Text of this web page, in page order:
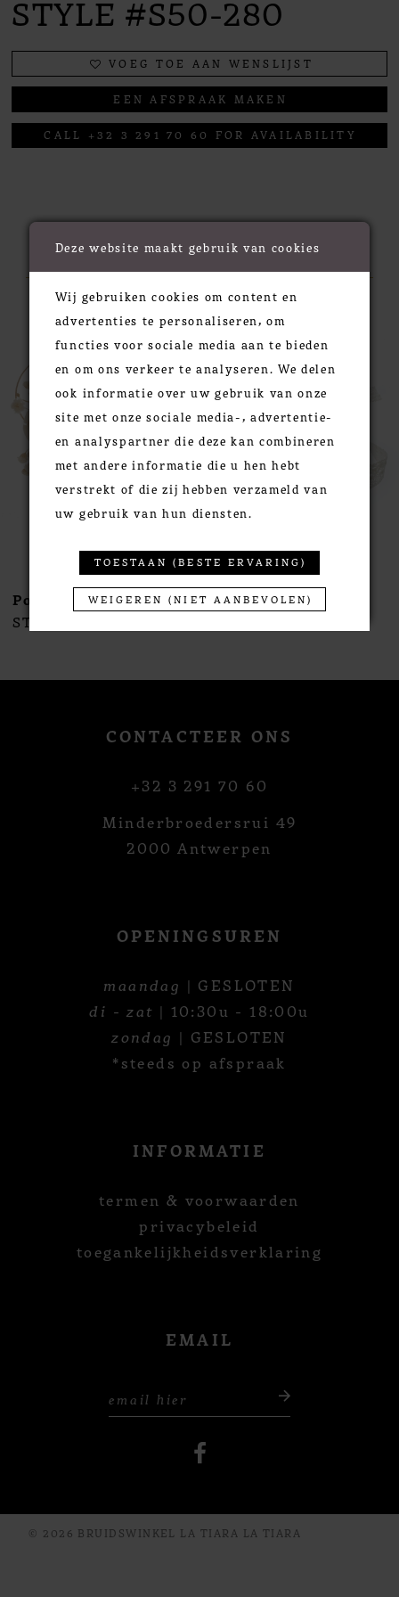
STYLE #S50-280
VOEG TOE AAN WENSLIJST
EEN AFSPRAAK MAKEN
CALL +32 3 291 70 60 FOR AVAILABILITY
RELATED PRODUCTS
Products
Carousel
end
PAUSE AUTOPLAY
PREVIOUS SLIDE
NEXT SLIDE
2
3
4
11
12
14
Poirier
STYLE #NC-1396
Poirier
CONTACTEER ONS
+32 3 291 70 60
Minderbroedersrui 49
2000 Antwerpen
OPENINGSUREN
maandag | GESLOTEN
di - zat | 10:30u - 18:00u
zondag | GESLOTEN
*steeds op afspraak
INFORMATIE
termen & voorwaarden
privacybeleid
toegankelijkheidsverklaring
EMAIL
© 2026 BRUIDSWINKEL LA TIARA LA TIARA
Deze website maakt gebruik van cookies
Wij gebruiken cookies om content en
advertenties te personaliseren, om
functies voor sociale media aan te bieden
en om ons verkeer te analyseren. We delen
ook informatie over uw gebruik van onze
site met onze sociale media-, advertentie-
en analyspartner die deze kan combineren
met andere informatie die u hen hebt
verstrekt of die zij hebben verzameld van
uw gebruik van hun diensten.
TOESTAAN (BESTE ERVARING)
WEIGEREN (NIET AANBEVOLEN)